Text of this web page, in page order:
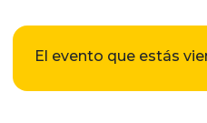
El evento que estás